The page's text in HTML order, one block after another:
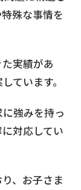
殊な事情を
実績があ
ています。
強みを持っ
対応してい
、お子さま